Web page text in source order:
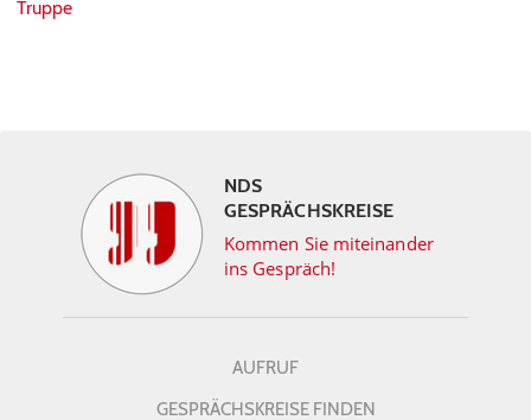
Truppe
NDS
GESPRÄCHSKREISE
Kommen Sie miteinander
ins Gespräch!
AUFRUF
GESPRÄCHSKREISE FINDEN